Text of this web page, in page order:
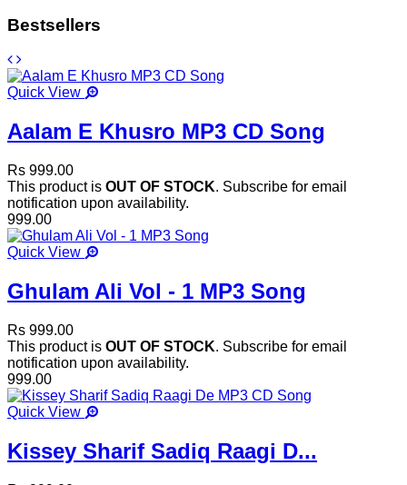
Bestsellers
Quick View
Aalam E Khusro MP3 CD Song
Rs 999.00
This product is OUT OF STOCK. Subscribe for email
notification upon availability.
999.00
Quick View
Ghulam Ali Vol - 1 MP3 Song
Rs 999.00
This product is OUT OF STOCK. Subscribe for email
notification upon availability.
999.00
Quick View
Kissey Sharif Sadiq Raagi D...